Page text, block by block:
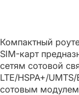
Компактный
SIM-карт
сетям сотовой
LTE/HSPA+/
сотовым модулем